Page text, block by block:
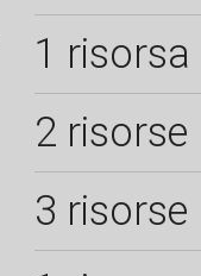
1 risorsa
2 risorse
3 risorse